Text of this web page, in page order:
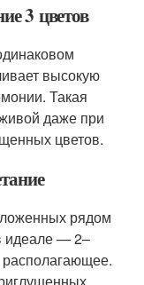
3 цветов
высокую
Такая
даже при
цветов.
рядом
идеале — 2–
располагающее.